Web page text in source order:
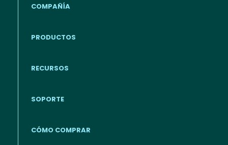
Footer - Español
COMPAÑÍA
PRODUCTOS
RECURSOS
SOPORTE
CÓMO COMPRAR